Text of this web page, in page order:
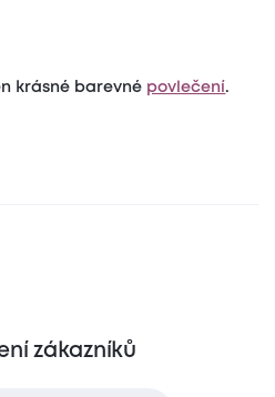
krásné barevné povlečení.
zákazníků